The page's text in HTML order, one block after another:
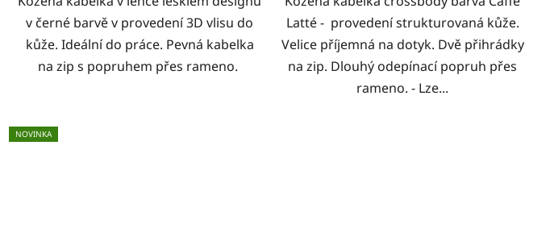
v černé barvě v provedení 3D vlisu do
kůže. Ideální do práce. Pevná kabelka
na zip s popruhem přes rameno.
Latté - provedení strukturovaná kůže.
Velice příjemná na dotyk. Dvě přihrádky
na zip. Dlouhý odepínací popruh přes
rameno. - Lze...
NOVINKA